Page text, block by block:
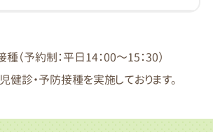
（予約制：平日14：00～15：30）
診・予防接種を実施しております。